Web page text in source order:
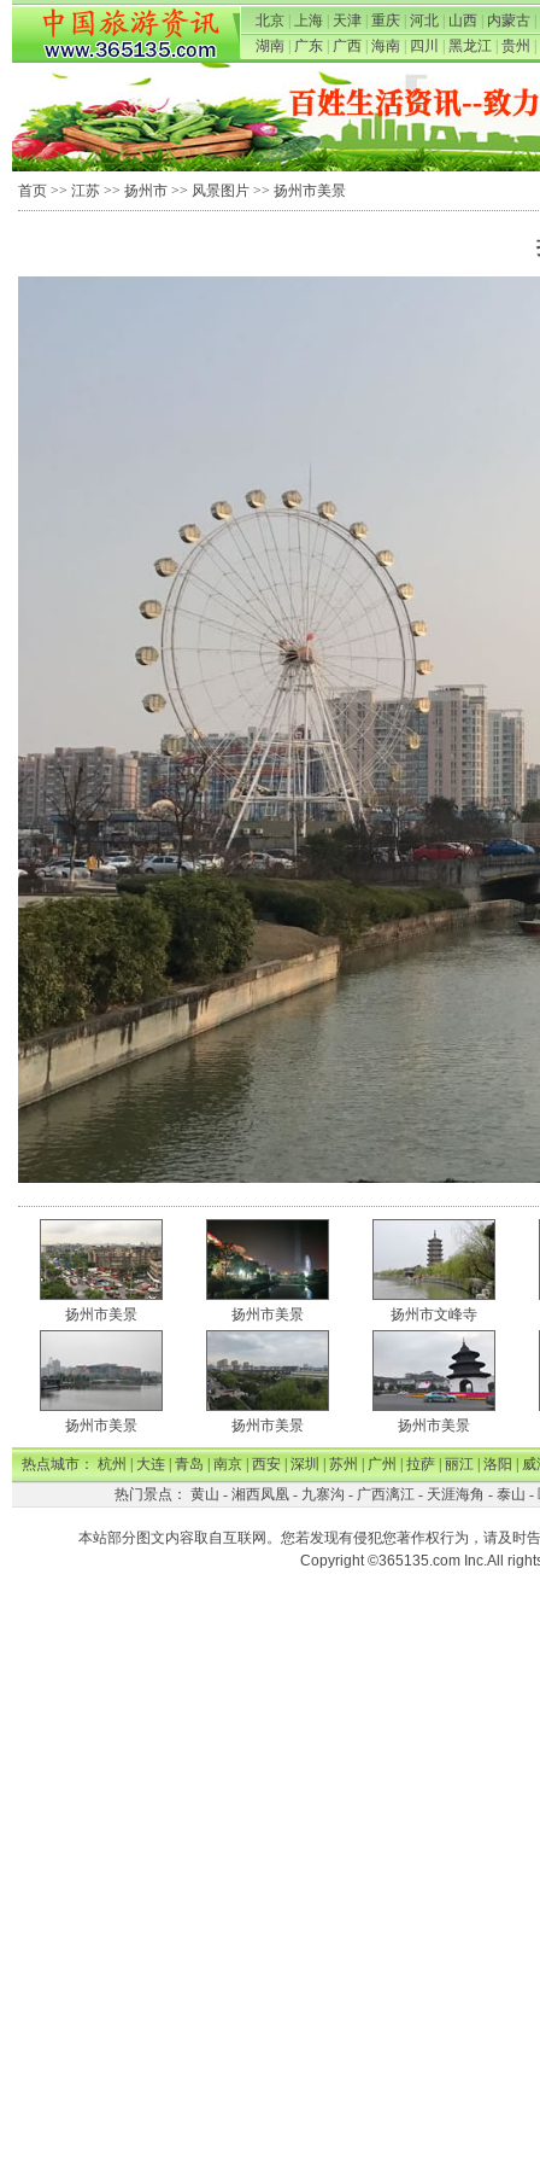
北京 上海 天津 重庆 河北 山西 内蒙古
湖南
广东 广西 海南 四川 黑龙江 贵州
首页 >> 江苏 >> 扬州市 >> 风景图片 >> 扬州市美景
扬州市美景 扬州市美景 扬州市文峰寺
扬州市美景 扬州市美景 扬州市美景
热点城市：杭州|大连|青岛|南京|西安|深圳|苏州|广州|拉萨|丽江|洛阳|威
热门景点： 黄山 - 湘西凤凰- 九寨沟 - 广西漓江- 天涯海角 - 泰山 -
本站部分图文内容取自互联网。您若发现有侵犯您著作权行为，请及时
Copyright ©365135.com Inc.All